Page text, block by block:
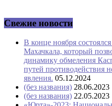
Свежие новости
В конце ноября
Махачкала, который
динамику обмеления
путей противодействия
явления. 05.12.2024
(без названия) 28.06.2023
(без названия) 22.05.2023